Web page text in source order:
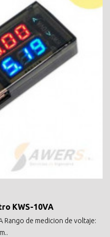
KWS-10VA
Rango de medicion de voltaje: